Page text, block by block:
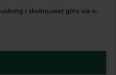
i skolmuseet görs via e-